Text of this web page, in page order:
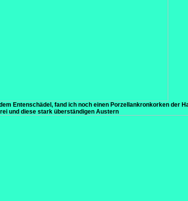
Entenschädel, fand ich noch einen Porzellankronkorken der
und diese stark überständigen Austern